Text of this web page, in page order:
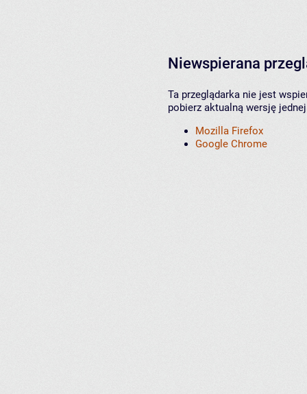
Niewspierana
Ta przeglądarka nie jest
pobierz aktualną wersję
Mozilla Firefox
Google Chrome